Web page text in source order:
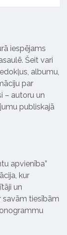
iespējams
Šeit vari
albumu,
par
– autoru un
publiskajā
apvienība”
kur
un
tiesībām